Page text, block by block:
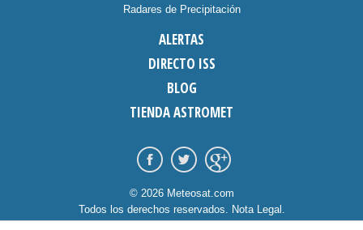
Radares de Precipitación
ALERTAS
DIRECTO ISS
BLOG
TIENDA ASTROMET
© 2026 Meteosat.com
Todos los derechos reservados. Nota Legal .